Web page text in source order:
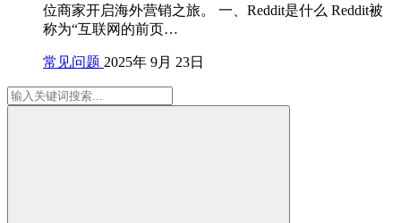
位商家开启海外营销之旅。 一、Reddit是什么 Reddit被
称为“互联网的前页…
常见问题 2025年 9月 23日